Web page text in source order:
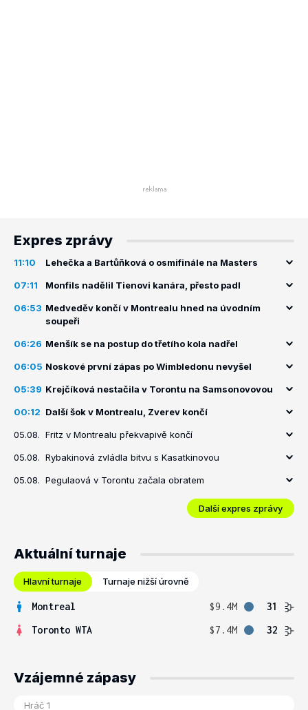
Expres zprávy
11:10 Lehečka a Bartůňková o osmifinále na Masters
07:11 Monfils nadělil Tienovi kanára, přesto padl
06:53 Medveděv končí v Montrealu hned na úvodním
soupeři
06:26 Menšík se na postup do třetího kola nadřel
06:05 Noskové první zápas po Wimbledonu nevyšel
05:39 Krejčíková nestačila v Torontu na Samsonovovou
00:12 Další šok v Montrealu, Zverev končí
05.08. Fritz v Montrealu překvapivě končí
05.08. Rybakinová zvládla bitvu s Kasatkinovou
05.08. Pegulaová v Torontu začala obratem
Další expres zprávy
Aktuální turnaje
Hlavní turnaje Turnaje nižší úrovně
Montreal $9.4M
31
Toronto WTA
$7.4M 32
Vzájemné zápasy